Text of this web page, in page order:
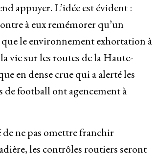
appuyer. L’idée est évident :
à eux remémorer qu’un
le environnement exhortation à
vie sur les routes de la Haute-
en dense crue qui a alerté les
de football ont agencement à
de ne pas omettre franchir
les contrôles routiers seront